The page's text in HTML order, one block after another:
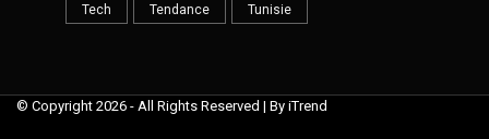
Tech Tendance Tunisie
© Copyright 2026 - All Rights Reserved | By iTrend